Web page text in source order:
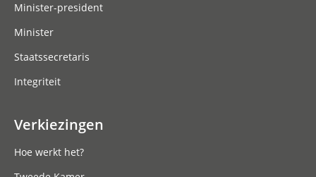
Minister-president
Minister
Staatssecretaris
Integriteit
Verkiezingen
Hoe werkt het?